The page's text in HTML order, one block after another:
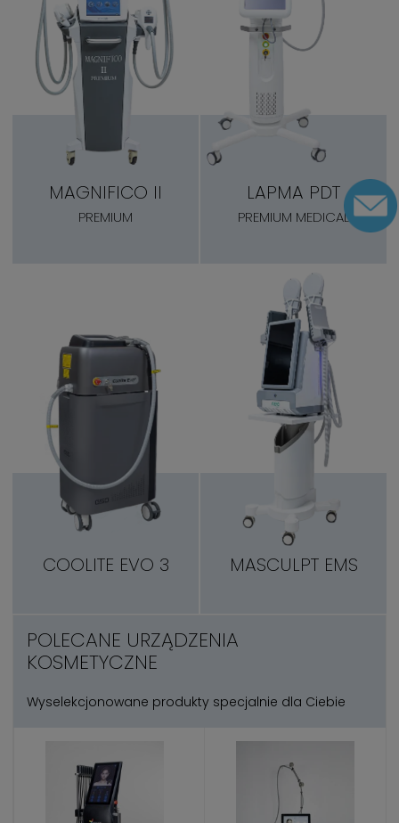
MAGNIFICO II
PREMIUM
LAPMA PDT
PREMIUM MEDICAL
COOLITE EVO 3 MASCULPT EMS
POLECANE URZĄDZENIA
KOSMETYCZNE
Wyselekcjonowane produkty specjalnie dla Ciebie